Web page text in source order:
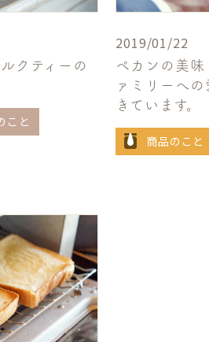
クティーの
こと
2019/01/22
ペカンの美味
ァミリーへの
きています。
商品のこと